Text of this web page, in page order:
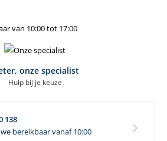
van 10:00 tot 17:00
onze specialist
Hulp bij je keuze
138
bereikbaar vanaf 10:00